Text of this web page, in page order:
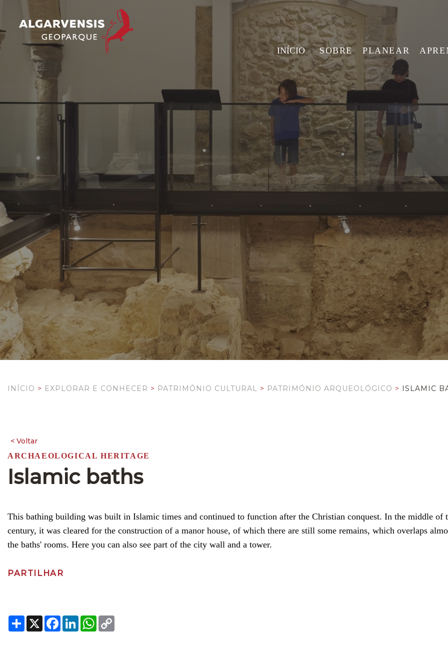
INÍCIO SOBRE PLANEAR
INÍCIO > EXPLORAR E CONHECER > PATRIMÓNIO CULTURAL > PATRIMÓNIO ARQUEOLÓGICO > ISLAMIC
ARCHAEOLOGICAL HERITAGE
Islamic baths
This bathing building was built in Islamic times and continued to function after the Christian conquest. In the middle of
century, it was cleared for the construction of a manor house, of which there are still some remains, which overlaps
the baths' rooms. Here you can also see part of the city wall and a tower.
PARTILHAR
Share
X Facebook
LinkedInWhatsApp